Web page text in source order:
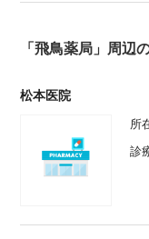
「飛鳥薬局」周辺
松本医院
所
診